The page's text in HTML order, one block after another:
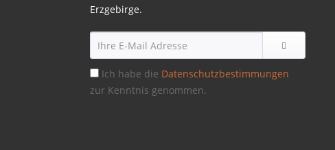
Erzgebirge.
Ich habe die Datenschutzbestimmungen
zur Kenntnis genommen.